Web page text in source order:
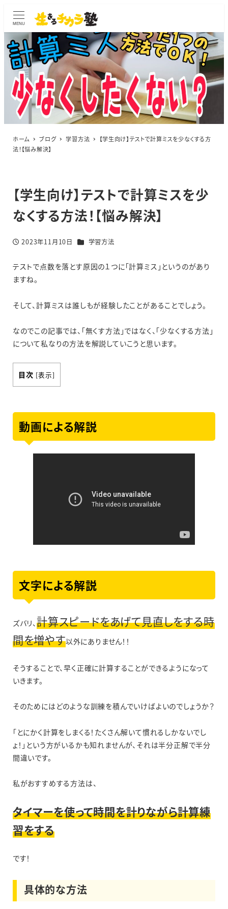
MENU
ホーム ブログ 学習方法
【学生向け】テストで計算ミスを少なくする方
法！【悩み解決】
【学生向け】テストで計算ミスを少
なくする方法！【悩み解決】
投稿日
2023年11月10日 カテゴリー
学習方法
テストで点数を落とす原因の１つに「計算ミス」というのがあり
ますね。
そして、計算ミスは誰しもが経験したことがあることでしょう。
なのでこの記事では、「無くす方法」ではなく、「少なくする方法」
について私なりの方法を解説していこうと思います。
目次 [表示]
動画による解説
文字による解説
ズバリ、計算スピードをあげて見直しをする時
間を増やす以外にありません！！
そうすることで、早く正確に計算することができるようになって
いきます。
そのためにはどのような訓練を積んでいけばよいのでしょうか？
「とにかく計算をしまくる！たくさん解いて慣れるしかないでし
ょ！」という方がいるかも知れませんが、それは半分正解で半分
間違いです。
私がおすすめする方法は、
タイマーを使って時間を計りながら計算練
習をする
です！
具体的な方法